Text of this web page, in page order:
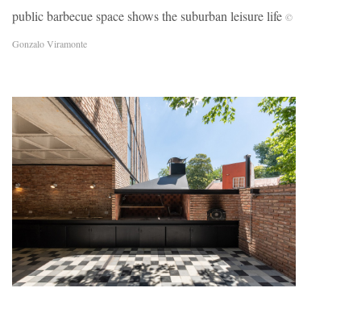
public barbecue space shows the suburban leisure life ©
Gonzalo Viramonte